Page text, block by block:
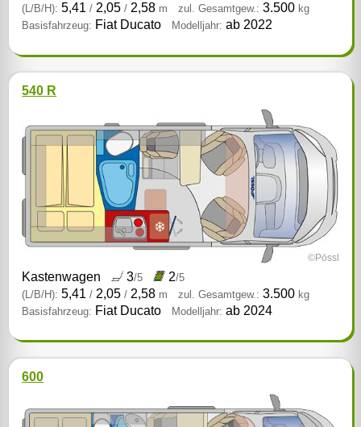
(L/B/H): 5,41/ 2,05/ 2,58 m zul. Gesamtgew.: 3.500kg
Basisfahrzeug: Fiat Ducato Modelljahr: ab 2022
540 R
©Pössl
Kastenwagen 3/5 2/5
(L/B/H): 5,41/ 2,05/ 2,58 m zul. Gesamtgew.: 3.500kg
Basisfahrzeug: Fiat Ducato Modelljahr: ab 2024
600